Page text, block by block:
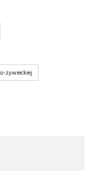
żywieckiej